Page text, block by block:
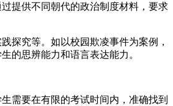
提供不同朝代的政治制度材料，要求
探究等。如以校园欺凌事件为案例，
的思辨能力和语言表达能力。
需要在有限的考试时间内，准确找到